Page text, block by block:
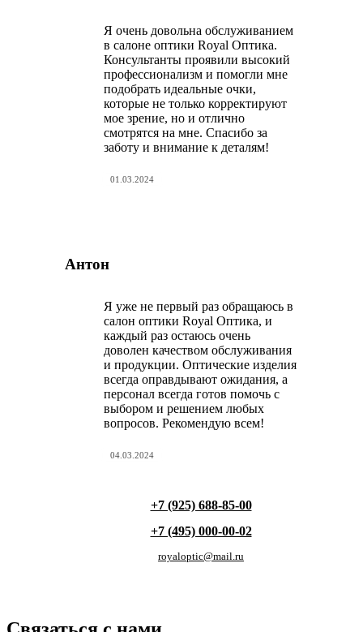
01.03.2024
Я очень довольна обслуживанием
в салоне оптики Royal Оптика.
Консультанты проявили высокий
профессионализм и помогли мне
подобрать идеальные очки,
которые не только корректируют
мое зрение, но и отлично
смотрятся на мне. Спасибо за
заботу и внимание к деталям!
04.03.2024
Антон
Я уже не первый раз обращаюсь в
салон оптики Royal Оптика, и
каждый раз остаюсь очень
доволен качеством обслуживания
и продукции. Оптические изделия
всегда оправдывают ожидания, а
персонал всегда готов помочь с
выбором и решением любых
вопросов. Рекомендую всем!
+7 (925) 688-85-00
+7 (495) 000-00-02
royaloptic@mail.ru